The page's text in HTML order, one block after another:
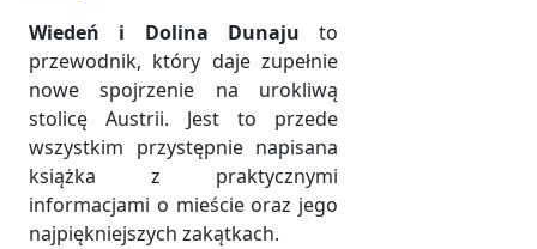
Wiedeń i Dolina Dunaju to
przewodnik, który daje zupełnie
nowe spojrzenie na urokliwą
stolicę Austrii. Jest to przede
wszystkim przystępnie napisana
książka z praktycznymi
informacjami o mieście oraz jego
najpiękniejszych zakątkach.